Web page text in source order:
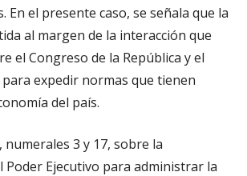
En el presente caso, se señala que la
al margen de la interacción que
el Congreso de la República y el
expedir normas que tienen
del país.
numerales 3 y 17, sobre la
Poder Ejecutivo para administrar la